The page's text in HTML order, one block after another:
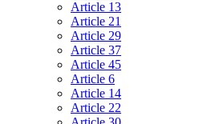
Article 13
Article 21
Article 29
Article 37
Article 45
Article 6
Article 14
Article 22